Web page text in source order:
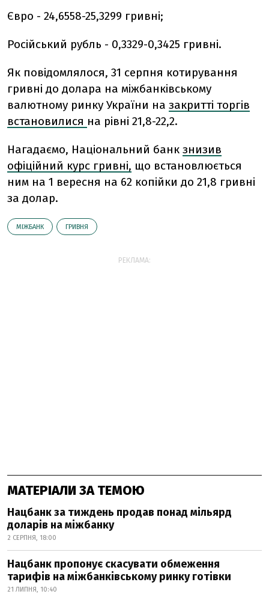
Євро - 24,6558-25,3299 гривні;
Російський рубль - 0,3329-0,3425 гривні.
Як повідомлялося, 31 серпня котирування
гривні до долара на міжбанківському
валютному ринку України на закритті торгів
встановилися на рівні 21,8-22,2.
Нагадаємо, Національний банк знизив
офіційний курс гривні, що встановлюється
ним на 1 вересня на 62 копійки до 21,8 гривні
за долар.
МІЖБАНК ГРИВНЯ
РЕКЛАМА:
МАТЕРІАЛИ ЗА ТЕМОЮ
Нацбанк за тиждень продав понад мільярд
доларів на міжбанку
2 СЕРПНЯ, 18:00
Нацбанк пропонує скасувати обмеження
тарифів на міжбанківському ринку готівки
21 ЛИПНЯ, 10:40